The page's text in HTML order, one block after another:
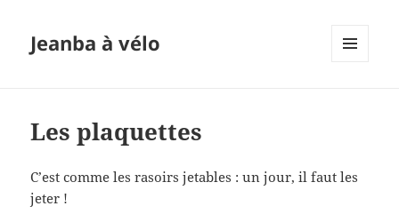
Jeanba à vélo
Les plaquettes
C’est comme les rasoirs jetables : un jour, il faut les
jeter !